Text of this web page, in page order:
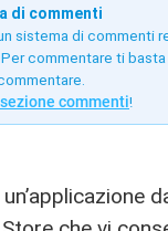
di commenti
sistema di commenti
commentare ti
commenti!